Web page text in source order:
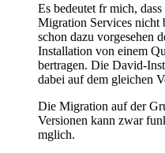
Es bedeutet fr mich,
Migration Services nicht
schon dazu vorgesehen
Installation von einem
bertragen. Die David-
dabei auf dem gleichen
Die Migration auf der
Versionen kann zwar
mglich.